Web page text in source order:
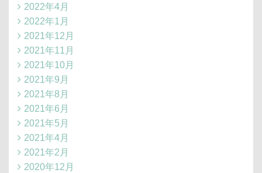
2022年4月
2022年1月
2021年12月
2021年11月
2021年10月
2021年9月
2021年8月
2021年6月
2021年5月
2021年4月
2021年2月
2020年12月